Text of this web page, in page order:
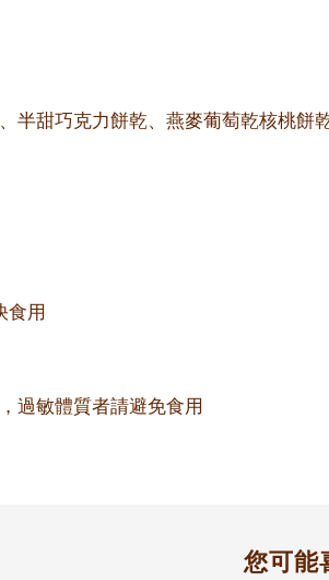
半甜巧克力餅乾、燕麥葡萄乾核桃
食用
過敏體質者請避免食用
您可能